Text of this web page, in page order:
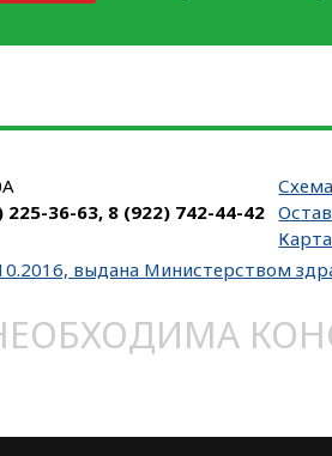
225-36-63, 8 (922) 742-44-42
выдана Министерством